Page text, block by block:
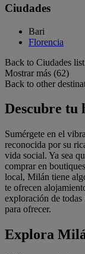
Ciudades
Bari
Florencia
Back to Ciudades list
Mostrar más (62)
Back to other
Descubre tu
Sumérgete en el
reconocida por su
vida social. Ya sea
comprar en
local, Milán tiene
te ofrecen
exploración de
para ofrecer.
Explora